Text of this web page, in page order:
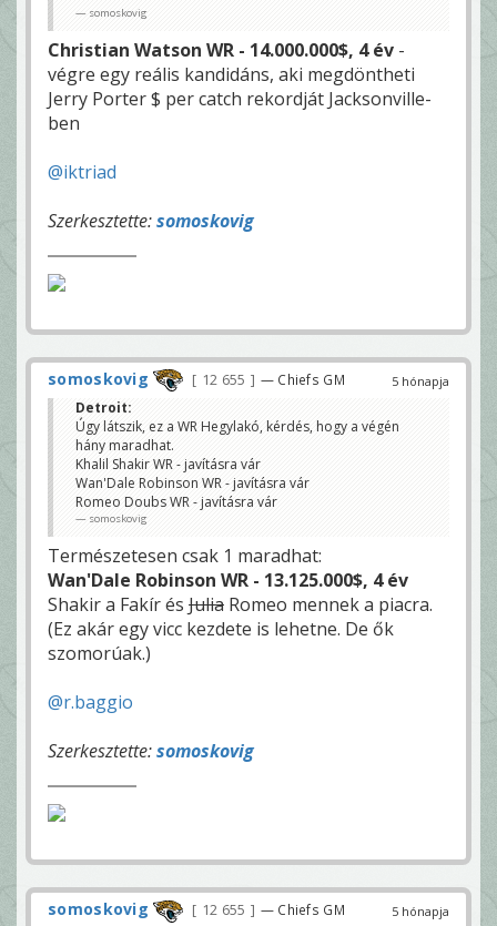
somoskovig
Christian Watson WR - 14.000.000$, 4 év -
végre egy reális kandidáns, aki megdöntheti
Jerry Porter $ per catch rekordját Jacksonville-
ben
@iktriad
Szerkesztette:somoskovig
5 hónapja
somoskovig 12 655 — Chiefs GM
Detroit:
Úgy látszik, ez a WR Hegylakó, kérdés, hogy a végén
hány maradhat.
Khalil Shakir WR - javításra vár
Wan'Dale Robinson WR - javításra vár
Romeo Doubs WR - javításra vár
somoskovig
Természetesen csak 1 maradhat:
Wan'Dale Robinson WR - 13.125.000$, 4 év
Shakir a Fakír és Julia Romeo mennek a piacra.
(Ez akár egy vicc kezdete is lehetne. De ők
szomorúak.)
@r.baggio
Szerkesztette:somoskovig
5 hónapja
somoskovig 12 655 — Chiefs GM